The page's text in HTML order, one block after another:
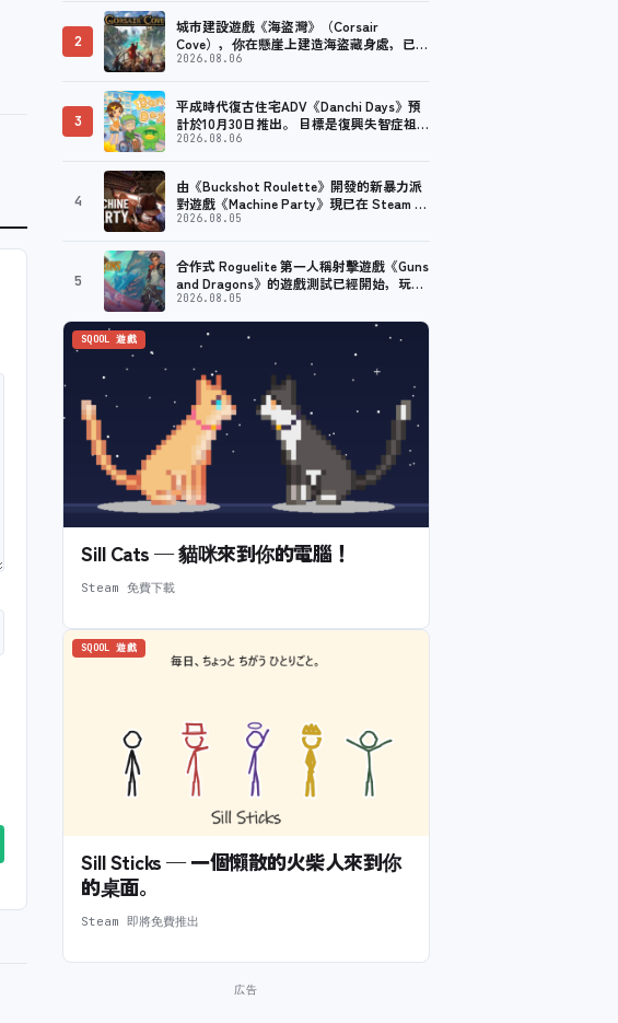
2
城市建設遊戲《海盜灣》（Corsair
Cove），你在懸崖上建造海盜藏身處，已正
式釋出1.0版本！
2026.08.06
3
平成時代復古住宅ADV《Danchi Days》預
計於10月30日推出。 目標是復興失智症祖母
的夏季節慶
2026.08.06
4
由《Buckshot Roulette》開發的新暴力派
對遊戲《Machine Party》現已在 Steam 上
架。
2026.08.05
5
合作式 Roguelite 第一人稱射擊遊戲《Guns
and Dragons》的遊戲測試已經開始，玩家
可以打造魔法武器並戰鬥。 預計於 2026 年
搶先體驗
2026.08.05
SQOOL 遊戲
Sill Cats — 貓咪來到你的電腦！
Steam 免費下載
SQOOL 遊戲
Sill Sticks — 一個懶散的火柴人來到你
的桌面。
Steam 即將免費推出